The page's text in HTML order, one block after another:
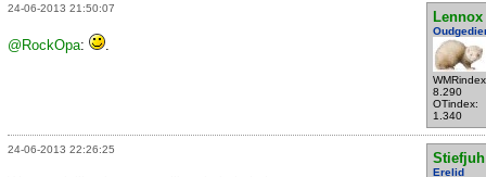
24-06-2013 21:50:07
Lennox
8.290
OTindex:
1.340
@RockOpa:
24-06-2013 22:26:25
Stiefjuh
Erelid